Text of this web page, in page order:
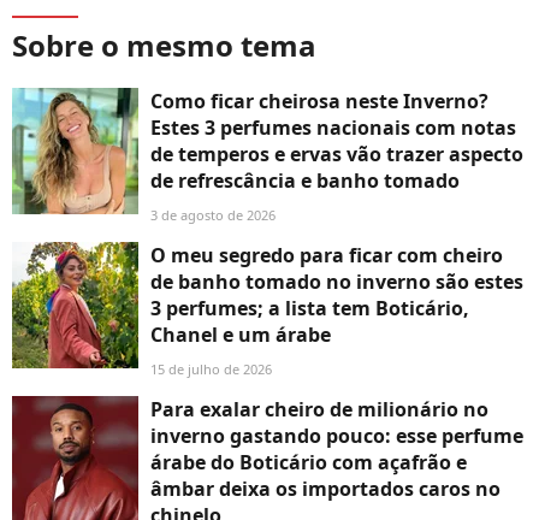
Sobre o mesmo tema
Como ficar cheirosa neste Inverno?
Estes 3 perfumes nacionais com notas
de temperos e ervas vão trazer aspecto
de refrescância e banho tomado
3 de agosto de 2026
O meu segredo para ficar com cheiro
de banho tomado no inverno são estes
3 perfumes; a lista tem Boticário,
Chanel e um árabe
15 de julho de 2026
Para exalar cheiro de milionário no
inverno gastando pouco: esse perfume
árabe do Boticário com açafrão e
âmbar deixa os importados caros no